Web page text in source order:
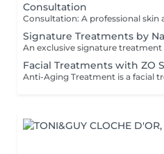
Consultation
Signature Treatments by
Facial Treatments with ZO